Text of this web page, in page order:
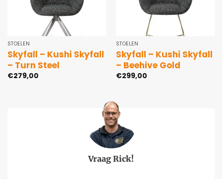
STOELEN
Skyfall – Kushi Skyfall
– Turn Steel
€279,00
STOELEN
Skyfall – Kushi Skyfall
– Beehive Gold
€299,00
Vraag Rick!